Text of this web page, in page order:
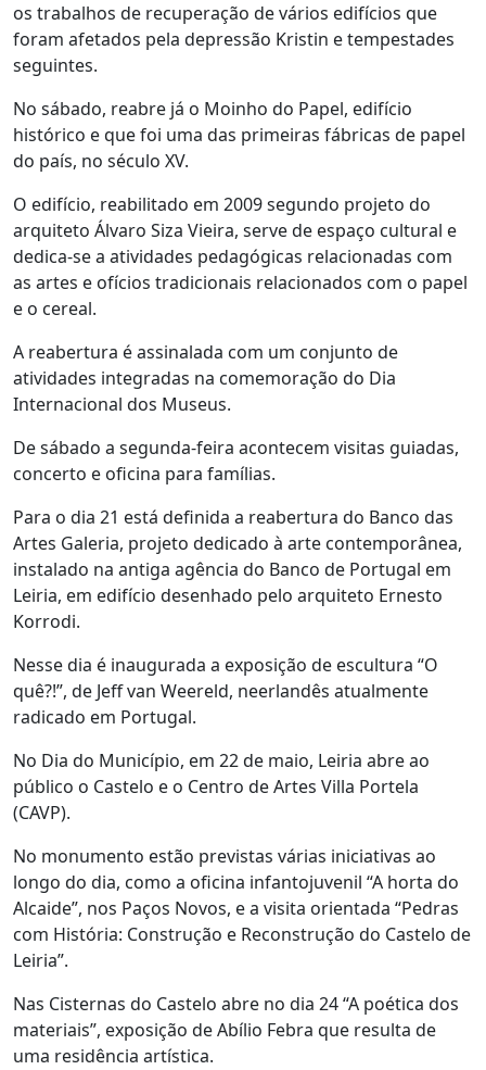
os trabalhos de recuperação de vários edifícios que
foram afetados pela depressão Kristin e tempestades
seguintes.
No sábado, reabre já o Moinho do Papel, edifício
histórico e que foi uma das primeiras fábricas de papel
do país, no século XV.
O edifício, reabilitado em 2009 segundo projeto do
arquiteto Álvaro Siza Vieira, serve de espaço cultural e
dedica-se a atividades pedagógicas relacionadas com
as artes e ofícios tradicionais relacionados com o papel
e o cereal.
A reabertura é assinalada com um conjunto de
atividades integradas na comemoração do Dia
Internacional dos Museus.
De sábado a segunda-feira acontecem visitas guiadas,
concerto e oficina para famílias.
Para o dia 21 está definida a reabertura do Banco das
Artes Galeria, projeto dedicado à arte contemporânea,
instalado na antiga agência do Banco de Portugal em
Leiria, em edifício desenhado pelo arquiteto Ernesto
Korrodi.
Nesse dia é inaugurada a exposição de escultura “O
quê?!”, de Jeff van Weereld, neerlandês atualmente
radicado em Portugal.
No Dia do Município, em 22 de maio, Leiria abre ao
público o Castelo e o Centro de Artes Villa Portela
(CAVP).
No monumento estão previstas várias iniciativas ao
longo do dia, como a oficina infantojuvenil “A horta do
Alcaide”, nos Paços Novos, e a visita orientada “Pedras
com História: Construção e Reconstrução do Castelo de
Leiria”.
Nas Cisternas do Castelo abre no dia 24 “A poética dos
materiais”, exposição de Abílio Febra que resulta de
uma residência artística.